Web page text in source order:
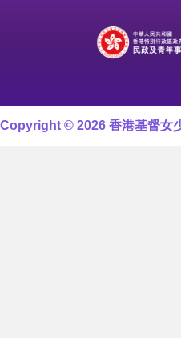
Copyright © 2026 香港基督女